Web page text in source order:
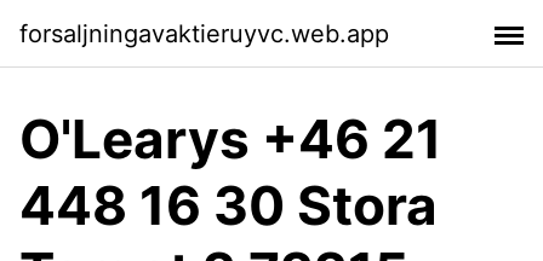
forsaljningavaktieruyvc.web.app
O'Learys +46 21
448 16 30 Stora